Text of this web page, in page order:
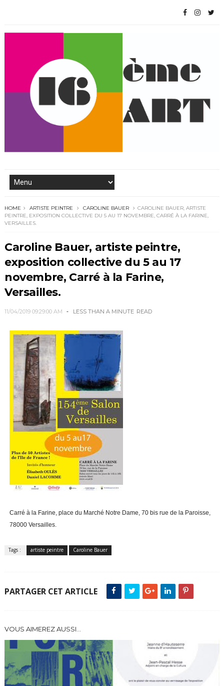
HOME ARTISTE PEINTRE CAROLINE BAUER
CAROLINE BAUER, ARTISTE
PEINTRE, EXPOSITION COLLECTIVE DU 5 AU 17 NOVEMBRE, CARRÉ À LA FARINE,
VERSAILLES.
Caroline Bauer, artiste peintre,
exposition collective du 5 au 17
novembre, Carré à la Farine,
Versailles.
11/04/2019 09:29:00 AM LESS THAN A MINUTE READ
Carré à la Farine, place du Marché Notre Dame, 70 bis rue de la Paroisse,
78000 Versailles.
Tags : artiste peintre Caroline Bauer
PARTAGER CET ARTICLE
VOUS AIMEREZ AUSSI...